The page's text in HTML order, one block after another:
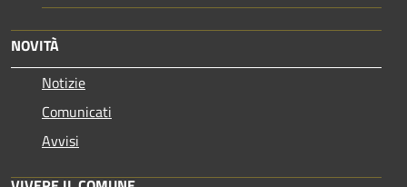
NOVITÀ
Notizie
Comunicati
Avvisi